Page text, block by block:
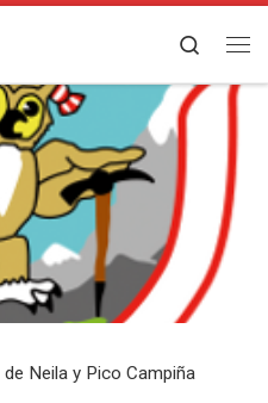
Search
de Neila y Pico Campiña